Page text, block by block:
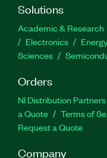
Solutions
Academic & Research
Electronics
Energy
Sciences
Orders
NI Distribution Partners
a Quote
Terms of
Request a Quote
Company